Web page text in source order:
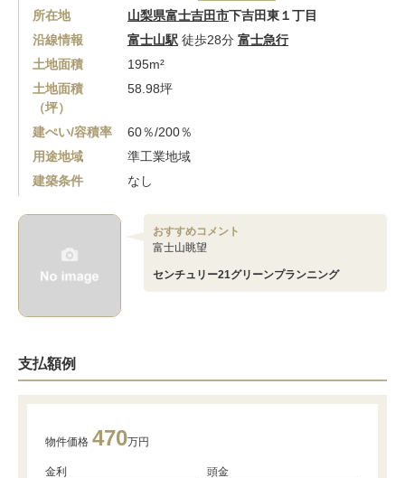
所在地 山梨県富士吉田市下吉田東１丁目
沿線情報
富士山駅 徒歩28分 富士急行
土地面積
195m²
土地面積
（坪）
58.98坪
建ぺい/容積率
60％/200％
用途地域
準工業地域
建築条件
なし
おすすめコメント
富士山眺望
センチュリー21グリーンプランニング
支払額例
物件価格 470万円
金利 頭金